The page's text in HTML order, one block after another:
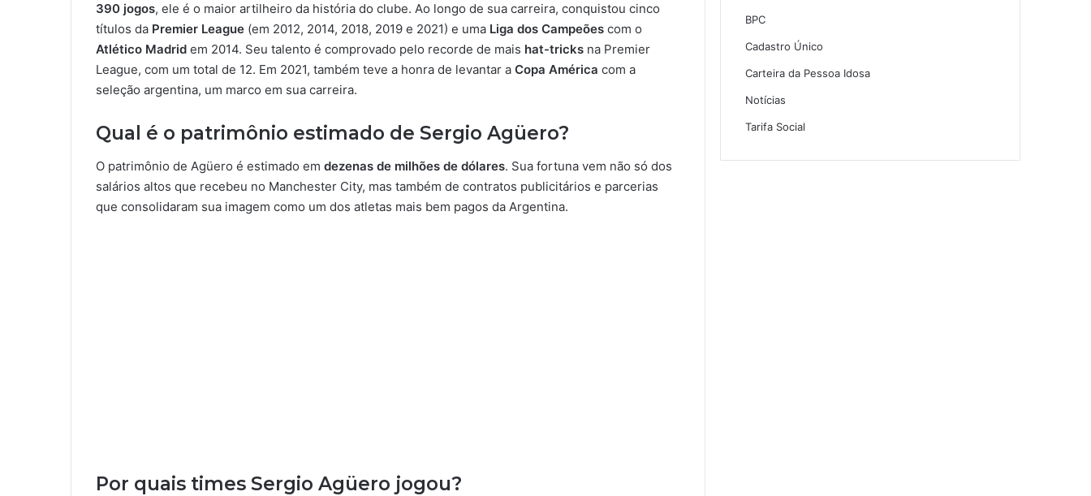
390 jogos, ele é o maior artilheiro da história do clube. Ao longo de sua carreira, conquistou cinco
títulos da Premier League (em 2012, 2014, 2018, 2019 e 2021) e uma Liga dos Campeões com o
Atlético Madrid em 2014. Seu talento é comprovado pelo recorde de mais hat-tricks na Premier
League, com um total de 12. Em 2021, também teve a honra de levantar a Copa América com a
seleção argentina, um marco em sua carreira.
Qual é o patrimônio estimado de Sergio Agüero?
O patrimônio de Agüero é estimado em dezenas de milhões de dólares. Sua fortuna vem não só dos
salários altos que recebeu no Manchester City, mas também de contratos publicitários e parcerias
que consolidaram sua imagem como um dos atletas mais bem pagos da Argentina.
Por quais times Sergio Agüero jogou?
BPC
Cadastro Único
Carteira da Pessoa Idosa
Notícias
Tarifa Social